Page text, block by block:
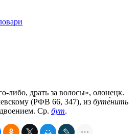
либо, драть за волосы», олонецк.
(РФВ 66, 347), из буте́нить
Ср. бут.